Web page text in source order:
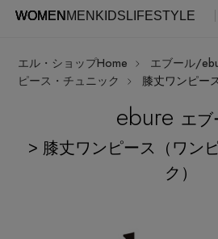
WOMEN MEN KIDS LIFESTYLE
WOMENMENKIDSLIFESTYLE
ITEMS ログイン
はじめてご利用の方
新規会員登録
SEE
エル・ショップHome エブール/
ピース・チュニック
膝丈ワンピー
ebure エブ
> 膝丈ワンピース（ワン
ク）